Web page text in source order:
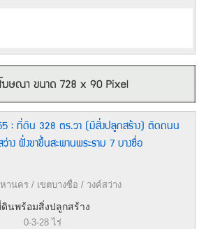
: ที่ดิน 328 ตร.วา (มีสิ่งปลูกสร้าง) ติดถนน
าง ฝั่งขาขึ้นสะพานพระราม 7 บางซื่อ
านคร / เขตบางซื่อ / วงค์สว่าง
นพร้อมสิ่งปลูกสร้าง
0-3-28 ไร่